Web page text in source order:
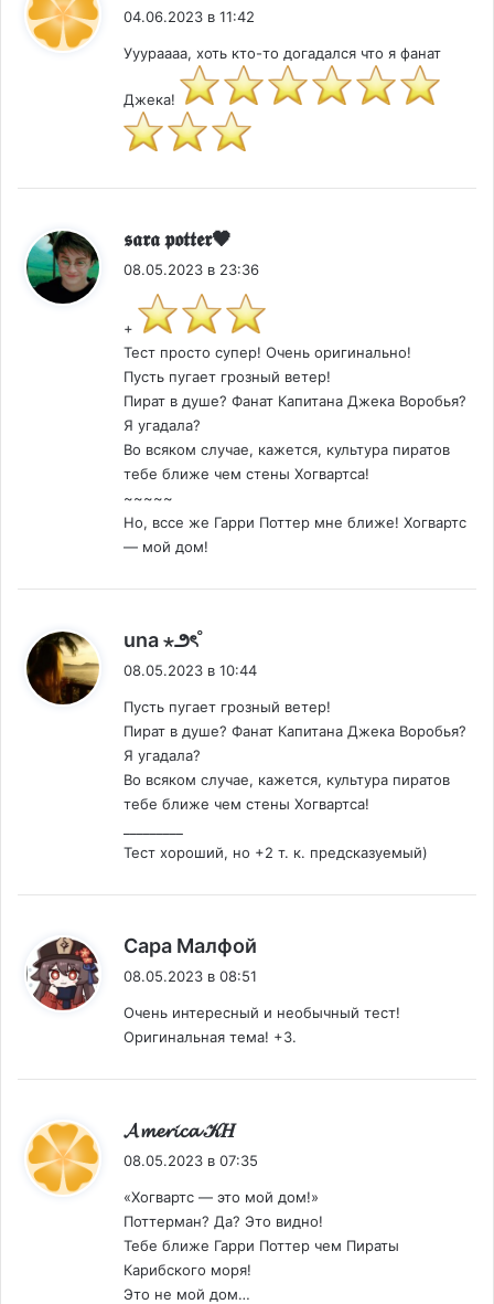
04.06.2023 в 11:42
Ууураааа, хоть кто-то догадался что я фанат
Джека!
𝖘𝖆𝖗𝖆 𝖕𝖔𝖙𝖙𝖊𝖗🖤
08.05.2023 в 23:36
+
Тест просто супер! Очень оригинально!
Пусть пугает грозный ветер!
Пират в душе? Фанат Капитана Джека Воробья?
Я угадала?
Во всяком случае, кажется, культура пиратов
тебе ближе чем стены Хогвартса!
~~~~~
Но, вссе же Гарри Поттер мне ближе! Хогвартс
— мой дом!
una ⋆౨ৎ˚
08.05.2023 в 10:44
Пусть пугает грозный ветер!
Пират в душе? Фанат Капитана Джека Воробья?
Я угадала?
Во всяком случае, кажется, культура пиратов
тебе ближе чем стены Хогвартса!
Тест хороший, но +2 т. к. предсказуемый)
Сара Малфой
08.05.2023 в 08:51
Очень интересный и необычный тест!
Оригинальная тема! +3.
𝓐𝓶𝓮𝓻𝓲𝓬𝓪 𝒦𝐻:
08.05.2023 в 07:35
«Хогвартс — это мой дом!»
Поттерман? Да? Это видно!
Тебе ближе Гарри Поттер чем Пираты
Карибского моря!
Это не мой дом…